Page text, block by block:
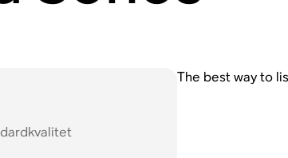
The best way to